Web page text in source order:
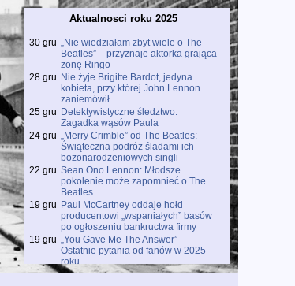
Aktualnosci roku 2025
30 gru „Nie wiedziałam zbyt wiele o The
Beatles” – przyznaje aktorka grająca
żonę Ringo
28 gru Nie żyje Brigitte Bardot, jedyna
kobieta, przy której John Lennon
zaniemówił
25 gru Detektywistyczne śledztwo:
Zagadka wąsów Paula
24 gru „Merry Crimble” od The Beatles:
Świąteczna podróż śladami ich
bożonarodzeniowych singli
22 gru Sean Ono Lennon: Młodsze
pokolenie może zapomnieć o The
Beatles
19 gru Paul McCartney oddaje hołd
producentowi „wspaniałych” basów
po ogłoszeniu bankructwa firmy
19 gru „You Gave Me The Answer” –
Ostatnie pytania od fanów w 2025
roku
18 gru Prawdziwe święto dla fanów The